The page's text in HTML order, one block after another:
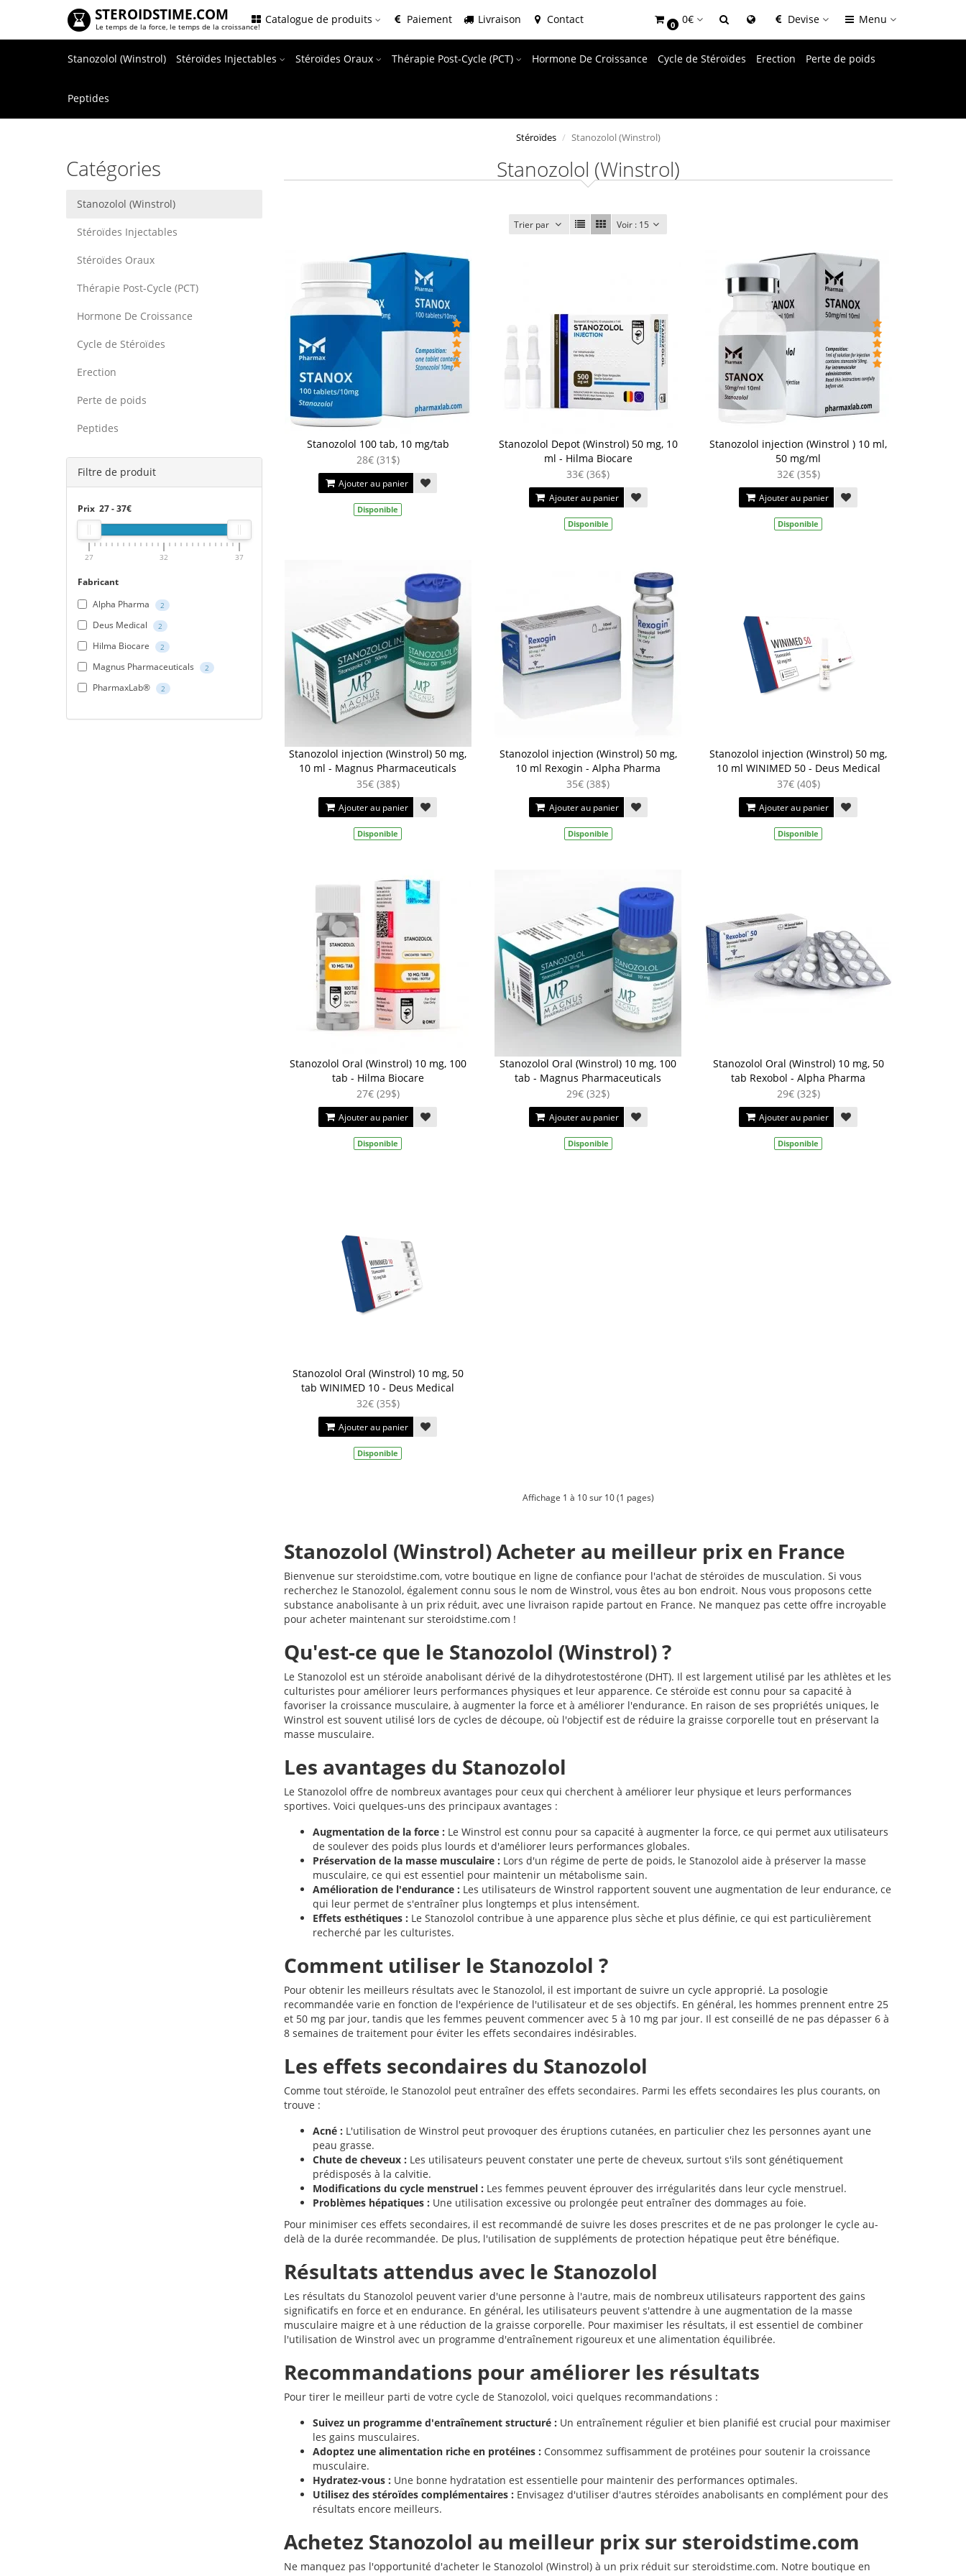
STEROIDSTIME.COM
Le temps de la force, le temps de la croissance!
Catalogue de produits Paiement Livraison Contact 0 0€ Devise Menu
Stanozolol (Winstrol) Stéroïdes Injectables Stéroïdes Oraux Thérapie Post-Cycle (PCT) Hormone De Croissance Cycle de Stéroïdes Erection Perte de poids
Peptides
Catégories
Stanozolol (Winstrol)
Stéroïdes Injectables
Stéroïdes Oraux
Thérapie Post-Cycle (PCT)
Hormone De Croissance
Cycle de Stéroïdes
Erection
Perte de poids
Peptides
Filtre de produit
Prix 27-37€
27 32 37
Fabricant
Alpha Pharma
2
Deus Medical 2
Hilma Biocare 2
Magnus Pharmaceuticals 2
PharmaxLab® 2
Stéroïdes Stanozolol (Winstrol)
Stanozolol (Winstrol)
Trier par Voir : 15
Stanozolol 100 tab, 10 mg/tab
28€ (31$)
Ajouter au panier
Disponible
Stanozolol Depot (Winstrol) 50 mg, 10
ml - Hilma Biocare
33€ (36$)
Ajouter au panier
Disponible
Stanozolol injection (Winstrol ) 10 ml,
50 mg/ml
32€ (35$)
Ajouter au panier
Disponible
Stanozolol injection (Winstrol) 50 mg,
10 ml - Magnus Pharmaceuticals
35€ (38$)
Ajouter au panier
Disponible
Stanozolol injection (Winstrol) 50 mg,
10 ml Rexogin - Alpha Pharma
35€ (38$)
Ajouter au panier
Disponible
Stanozolol injection (Winstrol) 50 mg,
10 ml WINIMED 50 - Deus Medical
37€ (40$)
Ajouter au panier
Disponible
Stanozolol Oral (Winstrol) 10 mg, 100
tab - Hilma Biocare
27€ (29$)
Ajouter au panier
Disponible
Stanozolol Oral (Winstrol) 10 mg, 100
tab - Magnus Pharmaceuticals
29€ (32$)
Ajouter au panier
Disponible
Stanozolol Oral (Winstrol) 10 mg, 50
tab Rexobol - Alpha Pharma
29€ (32$)
Ajouter au panier
Disponible
Stanozolol Oral (Winstrol) 10 mg, 50
tab WINIMED 10 - Deus Medical
32€ (35$)
Ajouter au panier
Disponible
Affichage 1 à 10 sur 10 (1 pages)
Stanozolol (Winstrol) Acheter au meilleur prix en France
Bienvenue sur steroidstime.com, votre boutique en ligne de confiance pour l'achat de stéroïdes de musculation. Si vous
recherchez le Stanozolol, également connu sous le nom de Winstrol, vous êtes au bon endroit. Nous vous proposons cette
substance anabolisante à un prix réduit, avec une livraison rapide partout en France. Ne manquez pas cette offre incroyable
pour acheter maintenant sur steroidstime.com !
Qu'est-ce que le Stanozolol (Winstrol) ?
Le Stanozolol est un stéroïde anabolisant dérivé de la dihydrotestostérone (DHT). Il est largement utilisé par les athlètes et les
culturistes pour améliorer leurs performances physiques et leur apparence. Ce stéroïde est connu pour sa capacité à
favoriser la croissance musculaire, à augmenter la force et à améliorer l'endurance. En raison de ses propriétés uniques, le
Winstrol est souvent utilisé lors de cycles de découpe, où l'objectif est de réduire la graisse corporelle tout en préservant la
masse musculaire.
Les avantages du Stanozolol
Le Stanozolol offre de nombreux avantages pour ceux qui cherchent à améliorer leur physique et leurs performances
sportives. Voici quelques-uns des principaux avantages :
Augmentation de la force : Le Winstrol est connu pour sa capacité à augmenter la force, ce qui permet aux utilisateurs
de soulever des poids plus lourds et d'améliorer leurs performances globales.
Préservation de la masse musculaire : Lors d'un régime de perte de poids, le Stanozolol aide à préserver la masse
musculaire, ce qui est essentiel pour maintenir un métabolisme sain.
Amélioration de l'endurance : Les utilisateurs de Winstrol rapportent souvent une augmentation de leur endurance, ce
qui leur permet de s'entraîner plus longtemps et plus intensément.
Effets esthétiques : Le Stanozolol contribue à une apparence plus sèche et plus définie, ce qui est particulièrement
recherché par les culturistes.
Comment utiliser le Stanozolol ?
Pour obtenir les meilleurs résultats avec le Stanozolol, il est important de suivre un cycle approprié. La posologie
recommandée varie en fonction de l'expérience de l'utilisateur et de ses objectifs. En général, les hommes prennent entre 25
et 50 mg par jour, tandis que les femmes peuvent commencer avec 5 à 10 mg par jour. Il est conseillé de ne pas dépasser 6 à
8 semaines de traitement pour éviter les effets secondaires indésirables.
Les effets secondaires du Stanozolol
Comme tout stéroïde, le Stanozolol peut entraîner des effets secondaires. Parmi les effets secondaires les plus courants, on
trouve :
Acné : L'utilisation de Winstrol peut provoquer des éruptions cutanées, en particulier chez les personnes ayant une
peau grasse.
Chute de cheveux : Les utilisateurs peuvent constater une perte de cheveux, surtout s'ils sont génétiquement
prédisposés à la calvitie.
Modifications du cycle menstruel : Les femmes peuvent éprouver des irrégularités dans leur cycle menstruel.
Problèmes hépatiques : Une utilisation excessive ou prolongée peut entraîner des dommages au foie.
Pour minimiser ces effets secondaires, il est recommandé de suivre les doses prescrites et de ne pas prolonger le cycle au-
delà de la durée recommandée. De plus, l'utilisation de suppléments de protection hépatique peut être bénéfique.
Résultats attendus avec le Stanozolol
Les résultats du Stanozolol peuvent varier d'une personne à l'autre, mais de nombreux utilisateurs rapportent des gains
significatifs en force et en endurance. En général, les utilisateurs peuvent s'attendre à une augmentation de la masse
musculaire maigre et à une réduction de la graisse corporelle. Pour maximiser les résultats, il est essentiel de combiner
l'utilisation de Winstrol avec un programme d'entraînement rigoureux et une alimentation équilibrée.
Recommandations pour améliorer les résultats
Pour tirer le meilleur parti de votre cycle de Stanozolol, voici quelques recommandations :
Suivez un programme d'entraînement structuré : Un entraînement régulier et bien planifié est crucial pour maximiser
les gains musculaires.
Adoptez une alimentation riche en protéines : Consommez suffisamment de protéines pour soutenir la croissance
musculaire.
Hydratez-vous : Une bonne hydratation est essentielle pour maintenir des performances optimales.
Utilisez des stéroïdes complémentaires : Envisagez d'utiliser d'autres stéroïdes anabolisants en complément pour des
résultats encore meilleurs.
Achetez Stanozolol au meilleur prix sur steroidstime.com
Ne manquez pas l'opportunité d'acheter le Stanozolol (Winstrol) à un prix réduit sur steroidstime.com. Notre boutique en